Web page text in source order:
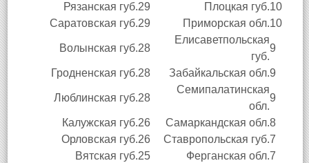
Рязанская губ.29 Плоцкая губ.10
Саратовская губ.29 Приморская обл.10
Волынская губ.28
Елисаветпольская
губ.
9
Гродненская губ.28 Забайкальская обл.9
Люблинская губ.28
Семипалатинская
обл.
9
Калужская губ.26 Самаркандская обл.8
Орловская губ.26 Ставропольская губ.7
Вятская губ.25 Ферганская обл.7